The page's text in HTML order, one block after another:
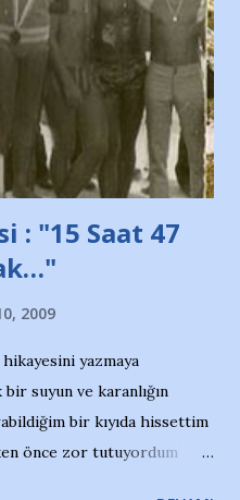
Bunun yanısıra, bu takımlara
izin veren Bursa Büyükşehir
alışveriş merkezlerini
okuduğum bu
: "15 Saat 47
2009
yazmaya
bir suyun ve karanlığın
bir kıyıda hissettim
önce zor tutuyordum